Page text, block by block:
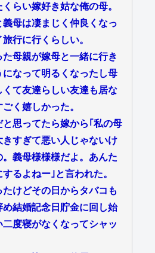
らい嫁好き姑な俺の母。
母は凄まじく仲良くなっ
行に行くらしい。
母親が嫁母と一緒に行き
なって明るくなったし母
て友達らしい友達も居な
く嬉しかった。
思ってたら嫁から｢私の母
すぎて悪い人じゃないけ
義母様様様だよ。あんた
るよねー｣と言われた。
けどその日からタバコも
結婚記念日貯金に回し始
度寝がなくなってシャッ